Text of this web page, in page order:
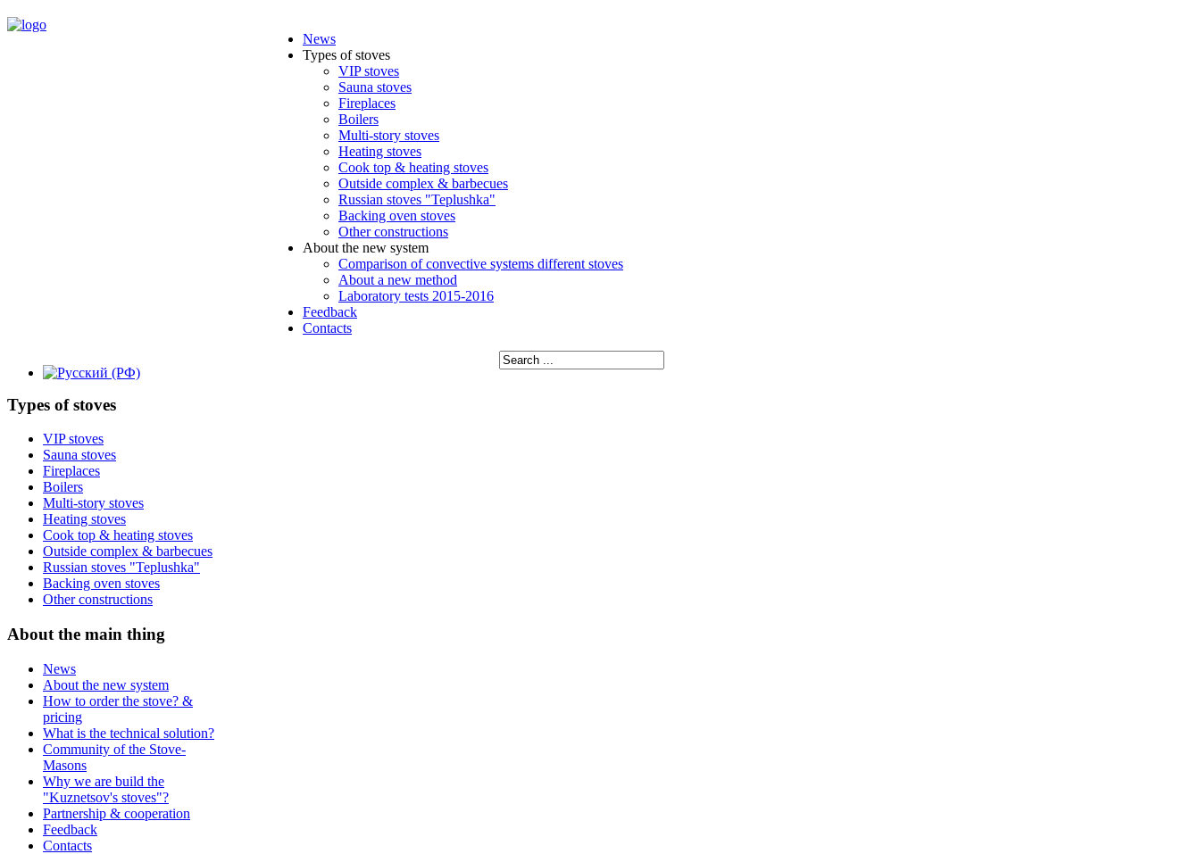
News
Types of stoves
VIP stoves
Sauna stoves
Fireplaces
Boilers
Multi-story stoves
Heating stoves
Cook top & heating stoves
Outside complex & barbecues
Russian stoves "Teplushka"
Backing oven stoves
Other constructions
About the new system
Comparison of convective systems different stoves
About a new method
Laboratory tests 2015-2016
Feedback
Contacts
Types of stoves
VIP stoves
Sauna stoves
Fireplaces
Boilers
Multi-story stoves
Heating stoves
Cook top & heating stoves
Outside complex & barbecues
Russian stoves "Teplushka"
Backing oven stoves
Other constructions
About the main thing
News
About the new system
How to order the stove? &
pricing
What is the technical solution?
Community of the Stove-
Masons
Why we are build the
"Kuznetsov's stoves"?
Partnership & cooperation
Feedback
Contacts